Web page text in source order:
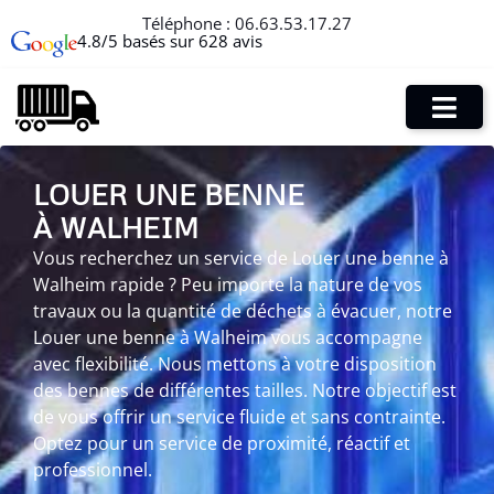
Téléphone : 06.63.53.17.27
4.8/5 basés sur 628 avis
LOUER UNE BENNE
À WALHEIM
Vous recherchez un service de Louer une benne à
Walheim rapide ? Peu importe la nature de vos
travaux ou la quantité de déchets à évacuer, notre
Louer une benne à Walheim vous accompagne
avec flexibilité. Nous mettons à votre disposition
des bennes de différentes tailles. Notre objectif est
de vous offrir un service fluide et sans contrainte.
Optez pour un service de proximité, réactif et
professionnel.